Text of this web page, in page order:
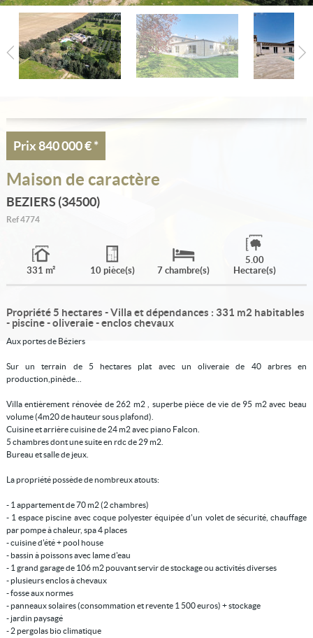
Créer une alerte
Ma sélection
Contact
Prix840 000 €*
Maison de caractère
BEZIERS (34500)
Ref4774
331 m² 10 pièce(s) 7 chambre(s)
5.00
Hectare(s)
Propriété 5 hectares - Villa et dépendances : 331 m2 habitables
- piscine - oliveraie - enclos chevaux
Aux portes de Béziers
Sur un terrain de 5 hectares plat avec un oliveraie de 40 arbres en
production,pinède...
Villa entièrement rénovée de 262 m2 , superbe pièce de vie de 95 m2 avec beau
volume (4m20 de hauteur sous plafond).
Cuisine et arrière cuisine de 24 m2 avec piano Falcon.
5 chambres dont une suite en rdc de 29 m2.
Bureau et salle de jeux.
La propriété possède de nombreux atouts:
- 1 appartement de 70 m2 (2 chambres)
- 1 espace piscine avec coque polyester équipée d'un volet de sécurité, chauffage
par pompe à chaleur, spa 4 places
- cuisine d'été + pool house
- bassin à poissons avec lame d'eau
- 1 grand garage de 106 m2 pouvant servir de stockage ou activités diverses
- plusieurs enclos à chevaux
- fosse aux normes
- panneaux solaires (consommation et revente 1 500 euros) + stockage
- jardin paysagé
- 2 pergolas bio climatique